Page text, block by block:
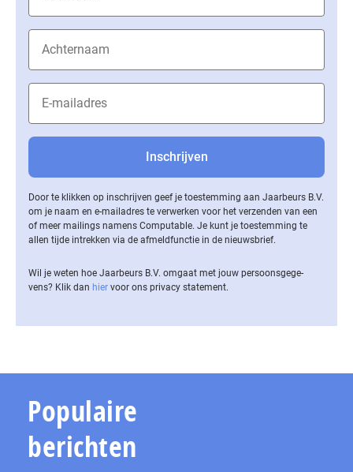
Door te klikken op inschrijven geef je toestemming aan Jaarbeurs B.V.
om je naam en e-mailadres te verwerken voor het verzenden van een
of meer mailings namens Computable. Je kunt je toestemming te
allen tijde intrekken via de af­meld­func­tie in de nieuwsbrief.
Wil je weten hoe Jaarbeurs B.V. omgaat met jouw per­soons­ge­ge­
vens? Klik dan hier voor ons privacy statement.
Populaire
berichten